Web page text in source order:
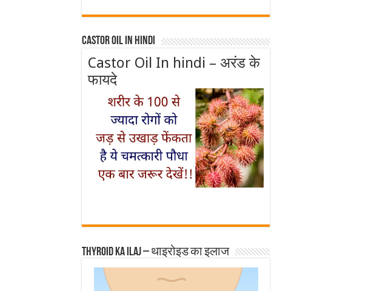
Castor Oil In Hindi
Castor Oil In hindi – अरंड के
फायदे
Thyroid ka ilaj – थाइरोइड का इलाज